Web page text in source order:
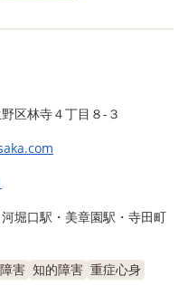
区林寺４丁目８-３
堀口駅・美章園駅・寺田町
害 知的障害 重症心身